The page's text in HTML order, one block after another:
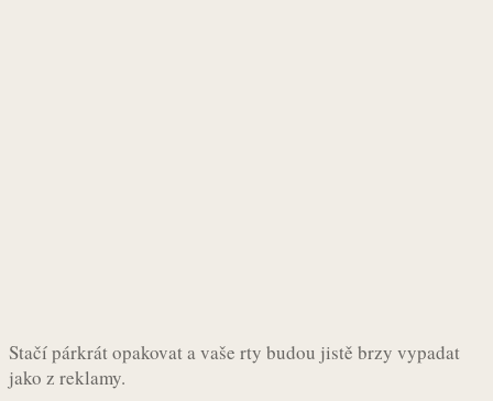
Stačí párkrát opakovat a vaše rty budou jistě brzy vypadat
jako z reklamy.